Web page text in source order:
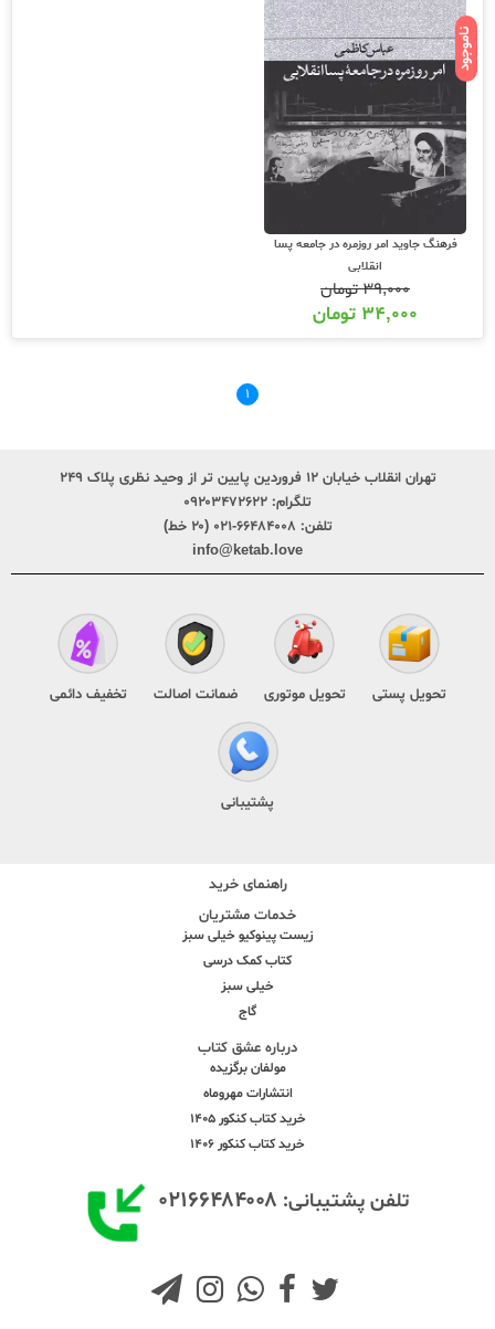
ناموجود
فرهنگ جاوید امر روزمره در جامعه پسا
انقلابی
۳۹,۰۰۰تومان
۳۴,۰۰۰ تومان
۱
تهران انقلاب خیابان ۱۲ فروردین پایین تر از وحید نظری پلاک ۲۴۹
تلگرام: ۰۹۲۰۳۴۷۲۶۲۲
تلفن: ۶۶۴۸۴۰۰۸-۰۲۱ (۲۰ خط)
info@ketab.love
تحویل پستی تحویل موتوری ضمانت اصالت تخفیف دائمی
پشتیبانی
راهنمای خرید
خدمات مشتریان
زیست پینوکیو خیلی سبز
کتاب کمک درسی
خیلی سبز
گاج
درباره عشق کتاب
مولفان برگزیده
انتشارات مهروماه
خرید کتاب کنکور 1405
خرید کتاب کنکور 1406
تلفن پشتیبانی: ۰۲۱۶۶۴۸۴۰۰۸